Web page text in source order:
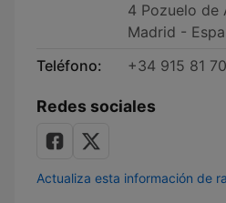
4 Pozuelo de
Madrid -
Teléfono:
+34 915 81
Redes sociales
Actualiza esta información de